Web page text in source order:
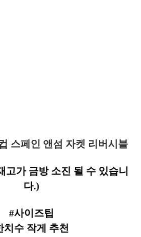
스페인 앤섬 자켓 리버시블
고가 금방 소진 될 수 있습니
다.)
#사이즈팁
치수 작게 추천